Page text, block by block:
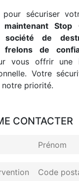
pour sécuriser
Stop
société de
de
vous offrir une
Votre
priorité.
CONTACTER